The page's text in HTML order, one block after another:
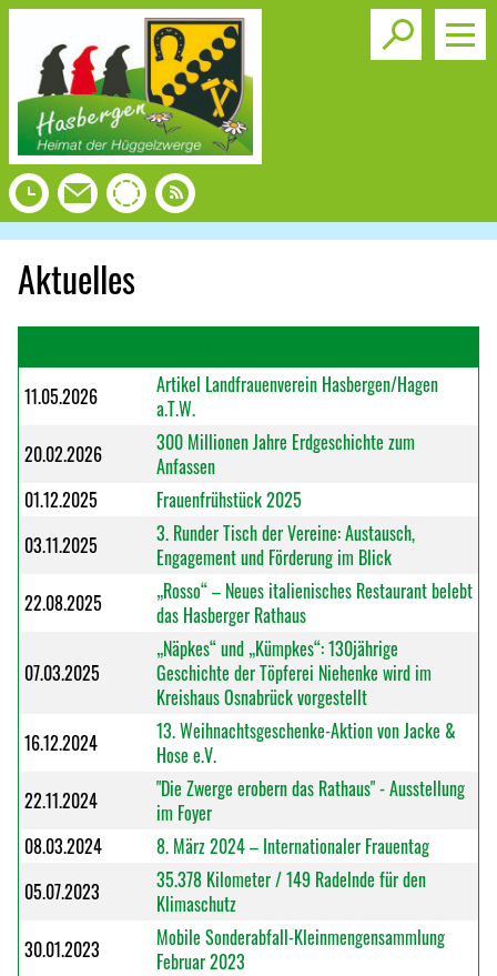
Toggle
Aktuelles
11.05.2026
Artikel Landfrauenverein Hasbergen/Hagen
a.T.W.
20.02.2026
300 Millionen Jahre Erdgeschichte zum
Anfassen
01.12.2025
Frauenfrühstück 2025
03.11.2025
3. Runder Tisch der Vereine: Austausch,
Engagement und Förderung im Blick
22.08.2025
„Rosso“ – Neues italienisches Restaurant belebt
das Hasberger Rathaus
07.03.2025
„Näpkes“ und „Kümpkes“: 130jährige
Geschichte der Töpferei Niehenke wird im
Kreishaus Osnabrück vorgestellt
16.12.2024
13. Weihnachtsgeschenke-Aktion von Jacke &
Hose e.V.
22.11.2024
"Die Zwerge erobern das Rathaus" - Ausstellung
im Foyer
08.03.2024
8. März 2024 – Internationaler Frauentag
05.07.2023
35.378 Kilometer / 149 Radelnde für den
Klimaschutz
30.01.2023
Mobile Sonderabfall-Kleinmengensammlung
Februar 2023